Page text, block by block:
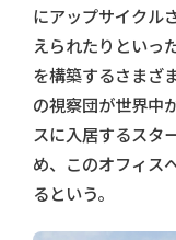
にアップサイクル
えられたりといっ
を構築するさまざ
の視察団が世界中
スに入居するスタ
め、このオフィス
るという。